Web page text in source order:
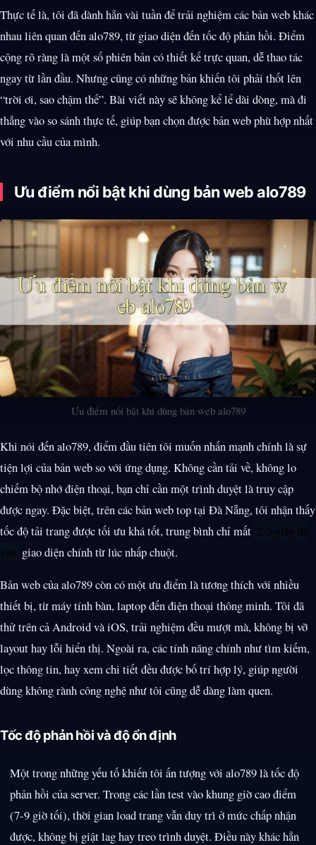
Thực tế là, tôi đã dành hẳn vài tuần để trải nghiệm các bản web khác
nhau liên quan đến alo789, từ giao diện đến tốc độ phản hồi. Điểm
cộng rõ ràng là một số phiên bản có thiết kế trực quan, dễ thao tác
ngay từ lần đầu. Nhưng cũng có những bản khiến tôi phải thốt lên
“trời ơi, sao chậm thế”. Bài viết này sẽ không kể lể dài dòng, mà đi
thẳng vào so sánh thực tế, giúp bạn chọn được bản web phù hợp nhất
với nhu cầu của mình.
Ưu điểm nổi bật khi dùng bản web alo789
Ưu điểm nổi bật khi dùng bản web alo789
Khi nói đến alo789, điểm đầu tiên tôi muốn nhấn mạnh chính là sự
tiện lợi của bản web so với ứng dụng. Không cần tải về, không lo
chiếm bộ nhớ điện thoại, bạn chỉ cần một trình duyệt là truy cập
được ngay. Đặc biệt, trên các bản web top tại Đà Nẵng, tôi nhận thấy
tốc độ tải trang được tối ưu khá tốt, trung bình chỉ mất 2-3 giây để
vào giao diện chính từ lúc nhấp chuột.
Bản web của alo789 còn có một ưu điểm là tương thích với nhiều
thiết bị, từ máy tính bàn, laptop đến điện thoại thông minh. Tôi đã
thử trên cả Android và iOS, trải nghiệm đều mượt mà, không bị vỡ
layout hay lỗi hiển thị. Ngoài ra, các tính năng chính như tìm kiếm,
lọc thông tin, hay xem chi tiết đều được bố trí hợp lý, giúp người
dùng không rành công nghệ như tôi cũng dễ dàng làm quen.
Tốc độ phản hồi và độ ổn định
Một trong những yếu tố khiến tôi ấn tượng với alo789 là tốc độ
phản hồi của server. Trong các lần test vào khung giờ cao điểm
(7-9 giờ tối), thời gian load trang vẫn duy trì ở mức chấp nhận
được, không bị giật lag hay treo trình duyệt. Điều này khác hẳn